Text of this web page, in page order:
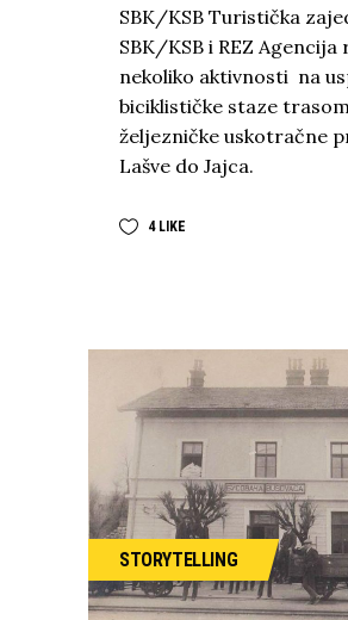
SBK/KSB Turistička
SBK/KSB i REZ
nekoliko aktivnosti na
biciklističke staze
željezničke uskotračne
Lašve do Jajca.
4LIKE
STORYTELLING